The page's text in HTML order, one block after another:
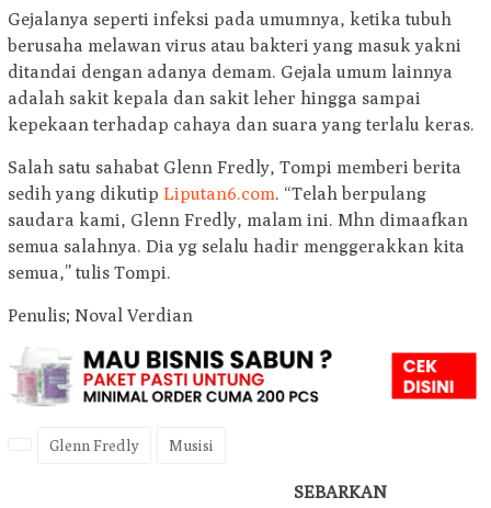
Gejalanya seperti infeksi pada umumnya, ketika tubuh
berusaha melawan virus atau bakteri yang masuk yakni
ditandai dengan adanya demam. Gejala umum lainnya
adalah sakit kepala dan sakit leher hingga sampai
kepekaan terhadap cahaya dan suara yang terlalu keras.
Salah satu sahabat Glenn Fredly, Tompi memberi berita
sedih yang dikutip Liputan6.com. “Telah berpulang
saudara kami, Glenn Fredly, malam ini. Mhn dimaafkan
semua salahnya. Dia yg selalu hadir menggerakkan kita
semua,” tulis Tompi.
Penulis; Noval Verdian
Glenn Fredly Musisi
SEBARKAN